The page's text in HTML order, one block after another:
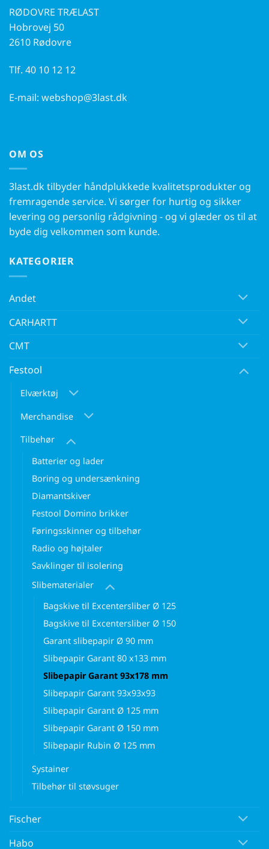
RØDOVRE TRÆLAST
Hobrovej 50
2610 Rødovre
Tlf. 40 10 12 12
E-mail: webshop@3last.dk
OM OS
3last.dk tilbyder håndplukkede kvalitetsprodukter og
fremragende service. Vi sørger for hurtig og sikker
levering og personlig rådgivning - og vi glæder os til at
byde dig velkommen som kunde.
KATEGORIER
Andet
CARHARTT
CMT
Festool
Elværktøj
Merchandise
Tilbehør
Batterier og lader
Boring og undersænkning
Diamantskiver
Festool Domino brikker
Føringsskinner og tilbehør
Radio og højtaler
Savklinger til isolering
Slibematerialer
Bagskive til Excentersliber Ø 125
Bagskive til Excentersliber Ø 150
Garant slibepapir Ø 90 mm
Slibepapir Garant 80 x133 mm
Slibepapir Garant 93x178 mm
Slibepapir Garant 93x93x93
Slibepapir Garant Ø 125 mm
Slibepapir Garant Ø 150 mm
Slibepapir Rubin Ø 125 mm
Systainer
Tilbehør til støvsuger
Fischer
Habo